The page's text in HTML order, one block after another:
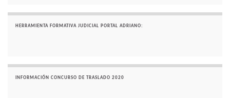
HERRAMIENTA FORMATIVA JUDICIAL PORTAL ADRIANO:
INFORMACIÓN CONCURSO DE TRASLADO 2020